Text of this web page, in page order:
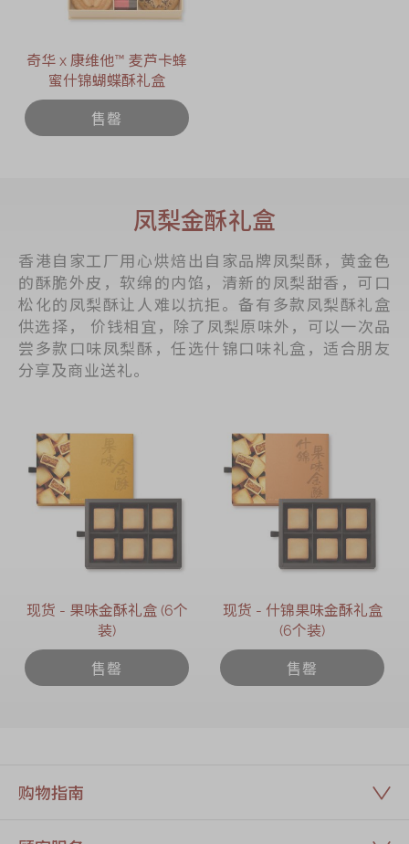
奇华 x 康维他™ 麦芦卡蜂
蜜什锦蝴蝶酥礼盒
售罄
凤梨金酥礼盒
香港自家工厂用心烘焙出自家品牌凤梨酥，黄金色
的酥脆外皮，软绵的内馅，清新的凤梨甜香，可口
松化的凤梨酥让人难以抗拒。备有多款凤梨酥礼盒
供选择， 价钱相宜，除了凤梨原味外，可以一次品
尝多款口味凤梨酥，任选什锦口味礼盒，适合朋友
分享及商业送礼。
现货 - 果味金酥礼盒 (6个
装)
售罄
现货 - 什锦果味金酥礼盒
(6个装)
售罄
购物指南